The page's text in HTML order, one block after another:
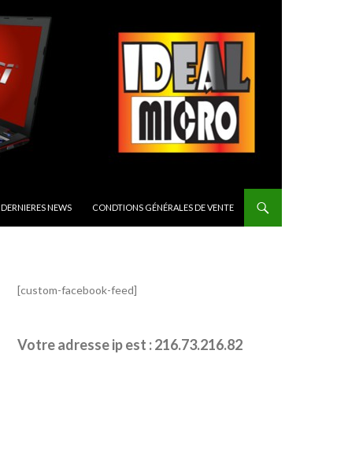
DERNIERES NEWS CONDTIONS GÉNÉRALES DE VENTE
[custom-facebook-feed]
Votre adresse ip est : 216.73.216.82